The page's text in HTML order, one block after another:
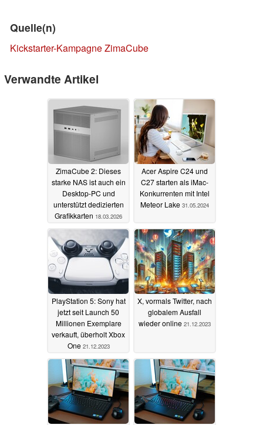
Quelle(n)
Kickstarter-Kampagne ZimaCube
Verwandte Artikel
ZimaCube 2: Dieses
starke NAS ist auch ein
Desktop-PC und
unterstützt dedizierten
Grafikkarten 18.03.2026
Acer Aspire C24 und
C27 starten als iMac-
Konkurrenten mit Intel
Meteor Lake 31.05.2024
PlayStation 5: Sony hat
jetzt seit Launch 50
Millionen Exemplare
verkauft, überholt Xbox
One 21.12.2023
X, vormals Twitter, nach
globalem Ausfall
wieder online 21.12.2023